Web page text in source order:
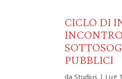
CICLO DI
PUBBLICI
daStudius | Lug